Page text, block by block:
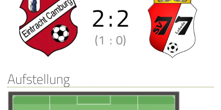
2:2
(1 : 0)
Aufstellung